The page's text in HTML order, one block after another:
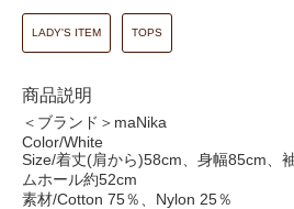
LADY'S ITEM TOPS
商品説明
＜ブランド＞maNika
Color/White
Size/着丈(肩から)58cm、身幅85cm、
ムホール約52cm
素材/Cotton 75％、Nylon 25％